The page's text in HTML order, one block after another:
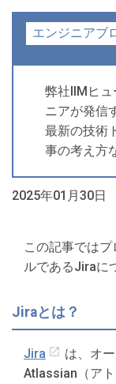
エンジニアブ
弊社IIMヒ
ニアが発信
最新の技術
事の考え方
2025年01月30日
この記事では
ルであるJiraに
Jiraとは？
Jira
は、オ
Atlassian（ア